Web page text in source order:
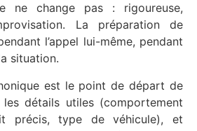
ne change pas : rigoureuse,
La préparation de
l’appel lui-même, pendant
situation.
est le point de départ de
détails utiles (comportement
précis, type de véhicule), et